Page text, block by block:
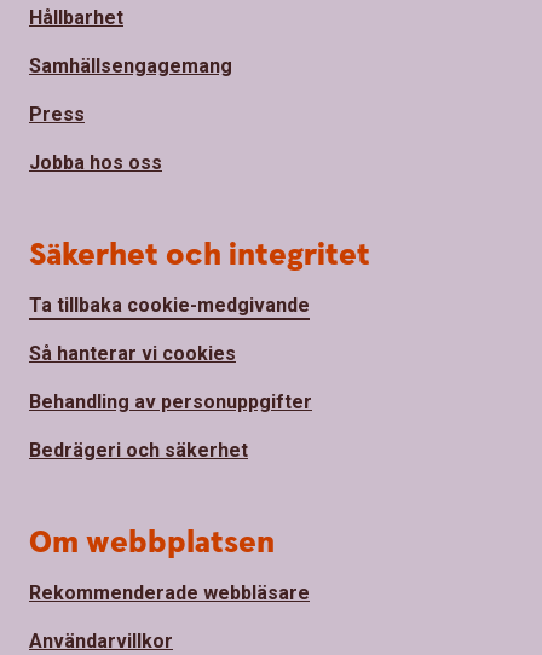
Hållbarhet
Samhällsengagemang
Press
Jobba hos oss
Säkerhet och integritet
Ta tillbaka cookie-medgivande
Så hanterar vi cookies
Behandling av personuppgifter
Bedrägeri och säkerhet
Om webbplatsen
Rekommenderade webbläsare
Användarvillkor